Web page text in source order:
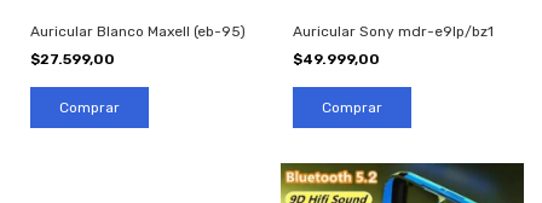
Auricular Blanco Maxell (eb-95)
$27.599,00
Auricular Sony mdr-e9lp/bz1
$49.999,00